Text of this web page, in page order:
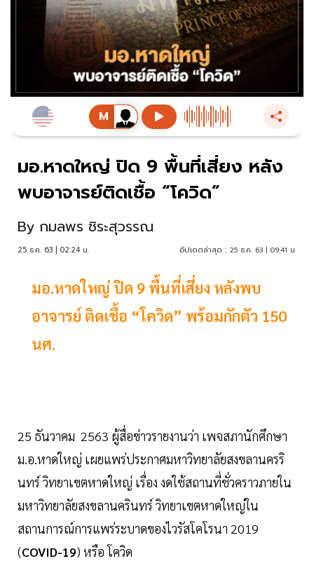
มอ.หาดใหญ่ ปิด 9 พื้นที่เสี่ยง หลัง
พบอาจารย์ติดเชื้อ “โควิด”
By กมลพร ชิระสุวรรณ
25 ธ.ค. 63 | 02:24 น. อัปเดตล่าสุด : 25 ธ.ค. 63 | 09:41 น.
มอ.หาดใหญ่ ปิด 9 พื้นที่เสี่ยง หลังพบ
อาจารย์ ติดเชื้อ “โควิด” พร้อมกักตัว 150
นศ.
25 ธันวาคม 2563 ผู้สื่อข่าวรายงานว่า เพจสภานักศึกษา
ม.อ.หาดใหญ่ เผยแพร่ประกาศมหาวิทยาลัยสงขลานครริ
นทร์ วิทยาเขตหาดใหญ่ เรื่อง งดใช้สถานที่ชั่วคราวภายใน
มหาวิทยาลัยสงขลานครินทร์ วิทยาเขตหาดใหญ่ใน
สถานการณ์การแพร่ระบาดของไวรัสโคโรนา 2019
(COVID-19) หรือ โควิด